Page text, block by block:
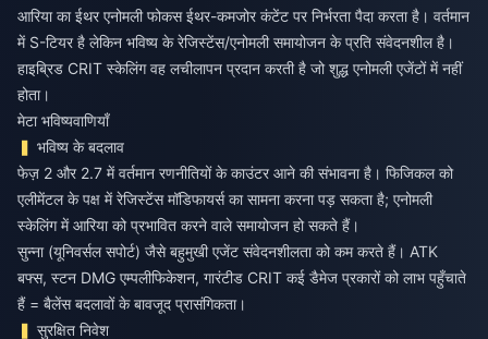
आरिया का ईथर एनोमली फोकस ईथर-कमजोर कंटेंट पर निर्भरता पैदा करता है। वर्तमान
में S-टियर है लेकिन भविष्य के रेजिस्टेंस/एनोमली समायोजन के प्रति संवेदनशील है।
हाइब्रिड CRIT स्केलिंग वह लचीलापन प्रदान करती है जो शुद्ध एनोमली एजेंटों में नहीं
होता।
मेटा भविष्यवाणियाँ
भविष्य के बदलाव
फेज़ 2 और 2.7 में वर्तमान रणनीतियों के काउंटर आने की संभावना है। फिजिकल को
एलीमेंटल के पक्ष में रेजिस्टेंस मॉडिफायर्स का सामना करना पड़ सकता है; एनोमली
स्केलिंग में आरिया को प्रभावित करने वाले समायोजन हो सकते हैं।
सुन्ना (यूनिवर्सल सपोर्ट) जैसे बहुमुखी एजेंट संवेदनशीलता को कम करते हैं। ATK
बफ्स, स्टन DMG एम्पलीफिकेशन, गारंटीड CRIT कई डैमेज प्रकारों को लाभ पहुँचाते
हैं = बैलेंस बदलावों के बावजूद प्रासंगिकता।
सुरक्षित निवेश